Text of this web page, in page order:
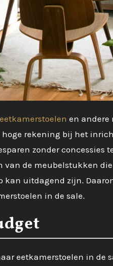
en andere
rekening bij het
zonder concessies
van de meubelstukken
kan uitdagend zijn.
in de sale.
eetkamerstoelen in